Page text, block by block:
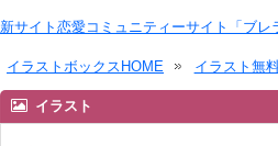
新サイト恋愛コミュニティーサイト「ブレ
イラストボックスHOME イラスト無
イラスト